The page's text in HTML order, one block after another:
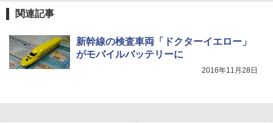
関連記事
新幹線の検査車両「ドクターイエロー」
がモバイルバッテリーに
2016年11月28日